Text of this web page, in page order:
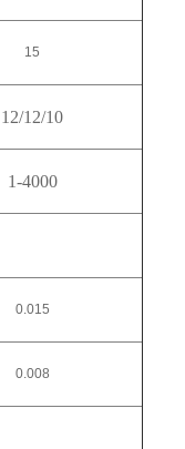
15
12/12/10
1-4000
0.015
0.008